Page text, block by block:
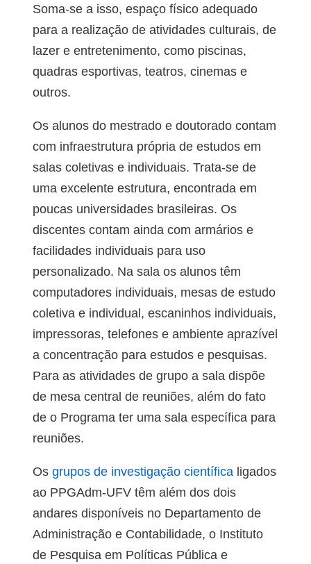
Soma-se a isso, espaço físico adequado
para a realização de atividades culturais, de
lazer e entretenimento, como piscinas,
quadras esportivas, teatros, cinemas e
outros.
Os alunos do mestrado e doutorado contam
com infraestrutura própria de estudos em
salas coletivas e individuais. Trata-se de
uma excelente estrutura, encontrada em
poucas universidades brasileiras. Os
discentes contam ainda com armários e
facilidades individuais para uso
personalizado. Na sala os alunos têm
computadores individuais, mesas de estudo
coletiva e individual, escaninhos individuais,
impressoras, telefones e ambiente aprazível
a concentração para estudos e pesquisas.
Para as atividades de grupo a sala dispõe
de mesa central de reuniões, além do fato
de o Programa ter uma sala específica para
reuniões.
Os grupos de investigação científicaligados
ao PPGAdm-UFV têm além dos dois
andares disponíveis no Departamento de
Administração e Contabilidade, o Instituto
de Pesquisa em Políticas Pública e